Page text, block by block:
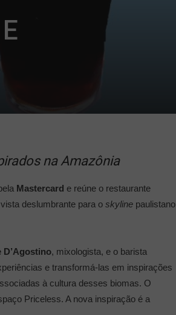
na Amazônia
Mastercard e reúne o restaurante
deslumbrante para o skylinepaulistano
D’Agostino, mixologista, e o barista
e transformá-las em inspirações
à cultura desses biomas. O
Priceless. A nova inspiração é a